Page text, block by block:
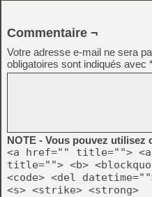
Commentaire ¬
Votre adresse e-mail ne sera
obligatoires sont indiqués avec
NOTE - Vous pouvez utilisez
<a href="" title="">
title=""> <b>
<code> <del
<s> <strike> <strong>